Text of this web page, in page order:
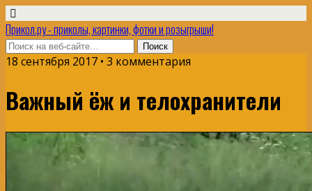
Прикол.ру - приколы, картинки, фотки и розыгрыши!
18 сентября 2017 • 3 комментария
Важный ёж и телохранители